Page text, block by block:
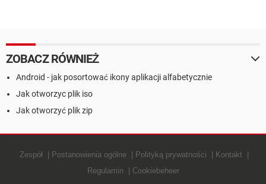
ZOBACZ RÓWNIEŻ
Android - jak posortować ikony aplikacji alfabetycznie
Jak otworzyc plik iso
Jak otworzyć plik zip
Zespół Postanowienia ogólne Polityką prywatności
Kontakt
Regulamin
Cookiebeheer